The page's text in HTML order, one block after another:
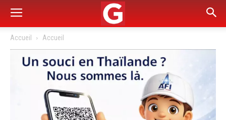
Accueil Accueil